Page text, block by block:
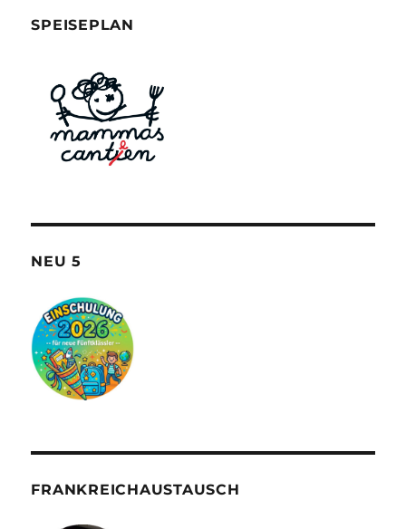
SPEISEPLAN
NEU 5
FRANKREICHAUSTAUSCH